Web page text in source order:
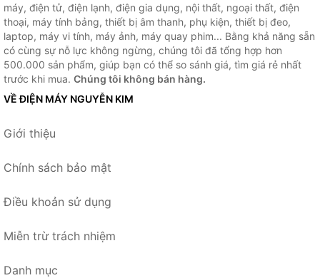
máy, điện tử, điện lạnh, điện gia dụng, nội thất, ngoại thất, điện
thoại, máy tính bảng, thiết bị âm thanh, phụ kiện, thiết bị đeo,
laptop, máy vi tính, máy ảnh, máy quay phim... Bằng khả năng sẵn
có cùng sự nỗ lực không ngừng, chúng tôi đã tổng hợp hơn
500.000 sản phẩm, giúp bạn có thể so sánh giá, tìm giá rẻ nhất
trước khi mua. Chúng tôi không bán hàng.
VỀ ĐIỆN MÁY NGUYỄN KIM
Giới thiệu
Chính sách bảo mật
Điều khoản sử dụng
Miễn trừ trách nhiệm
Danh mục